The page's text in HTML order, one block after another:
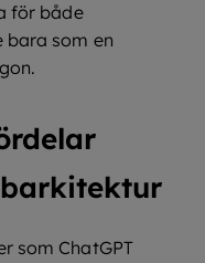
för både
bara som en
som ChatGPT